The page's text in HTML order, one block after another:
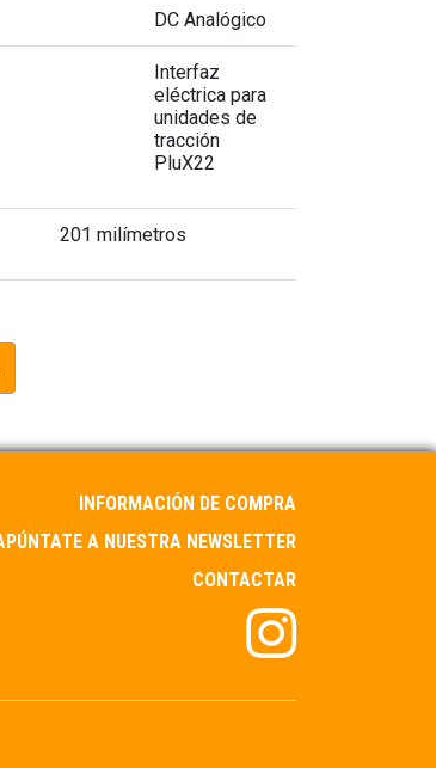
DC Analógico
Interfaz
eléctrica para
unidades de
tracción
PluX22
201 milímetros
INFORMACIÓN DE COMPRA
A NUESTRA NEWSLETTER
CONTACTAR